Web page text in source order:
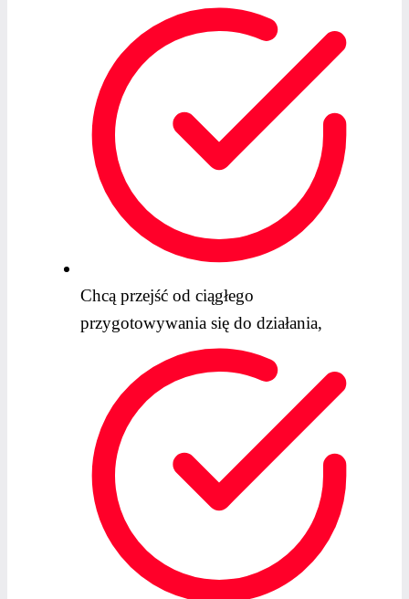
Chcą przejść od ciągłego
przygotowywania się do działania,